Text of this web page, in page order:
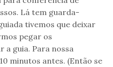
Lá tem guarda-
tivemos que deixar
pegar os
a guia. Para nossa
minutos antes. (Então se